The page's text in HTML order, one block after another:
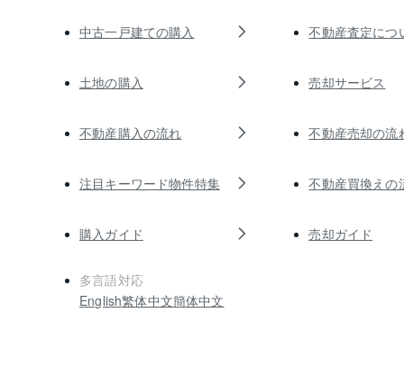
中古一戸建ての購入
土地の購入
不動産購入の流れ
注目キーワード物件特集
購入ガイド
多言語対応
English繁体中文簡体中文
不動産査定につ
売却サービス
不動産売却の流
不動産買換えの
売却ガイド